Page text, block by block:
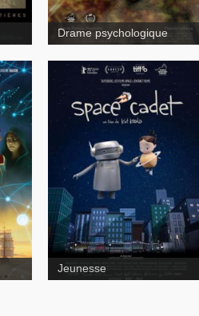
Drame psychologique
Jeunesse